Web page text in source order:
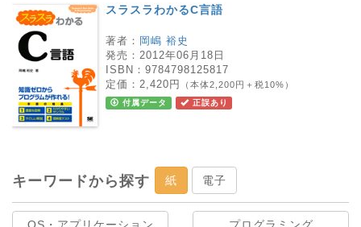
スラスラわかるC言語
著者： 岡嶋 裕史
発売： 2012年06月18日
ISBN： 9784798125817
定価： 2,420円 （本体2,200円＋税10%）
付属データ 正誤あり
キーワードから探す 紙 電子
OS・アプリケーション プログラミング